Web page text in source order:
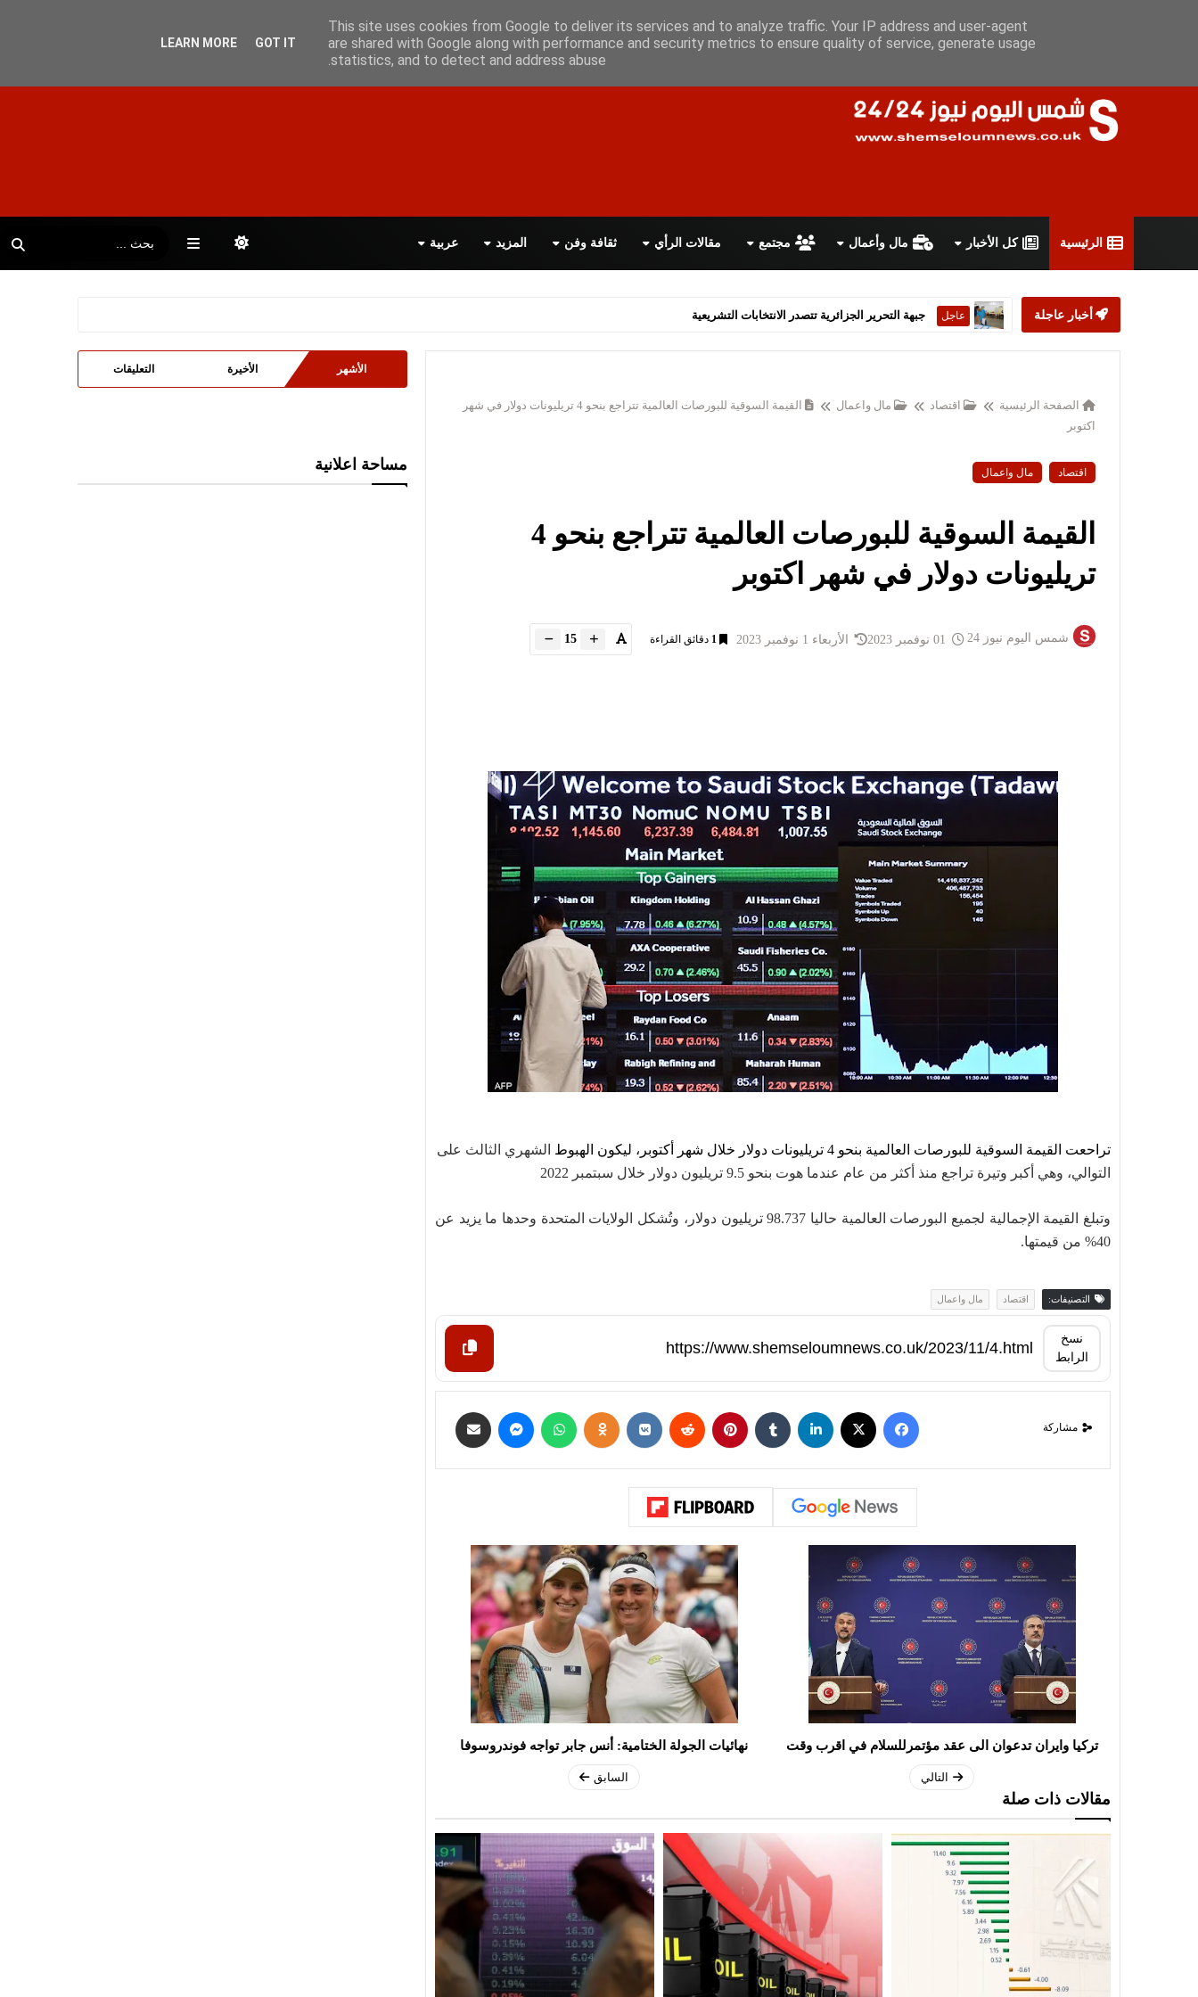
سياسة الخصوصية اتفاقية الاستخدام أعلن معانا اتصل بنا اقرأ الصحيفة PDF
الرئيسية كل الأخبار مال وأعمال مجتمع مقالات الرأي ثقافة وفن المزيد عربية
أخبار عاجلة عاجل ستارمر يعلن استقالته من رئاسة الحكومة البريطانية
الصفحة الرئيسية اقتصاد مال واعمال
القيمة السوقية للبورصات العالمية تتراجع بنحو 4 تريليونات دولار في شهر
اكتوبر
اقتصاد مال واعمال
القيمة السوقية للبورصات العالمية تتراجع بنحو 4
تريليونات دولار في شهر اكتوبر
شمس اليوم نيوز 24 الأربعاء 1 نوفمبر 2023 1 دقائق القراءة 15
تراحعت القيمة السوقية للبورصات العالمية بنحو 4 تريليونات دولار خلال شهر أكتوبر، ليكون الهبوط
الشهري الثالث على
التوالي، وهي أكبر وتيرة تراجع منذ أكثر من عام عندما هوت بنحو 9.5 تريليون دولار خلال سبتمبر 2022
وتبلغ القيمة الإجمالية لجميع البورصات العالمية حاليا 98.737 تريليون دولار، وتُشكل الولايات المتحدة وحدها ما يزيد عن
40% من قيمتها.
التصنيفات: اقتصاد مال واعمال
نسخ
الرابط
مشاركة
تركيا وايران تدعوان الى عقد مؤتمرللسلام في اقرب وقت
التالي
نهائيات الجولة الختامية: أنس جابر تواجه فوندروسوفا
السابق
مقالات ذات صلة
الأشهر الأخيرة التعليقات
مساحة اعلانية
This site uses cookies from Google to deliver its services and to analyze traffic. Your IP address and user-agent
are shared with Google along with performance and security metrics to ensure quality of service, generate usage
statistics, and to detect and address abuse.
LEARN MORE GOT IT